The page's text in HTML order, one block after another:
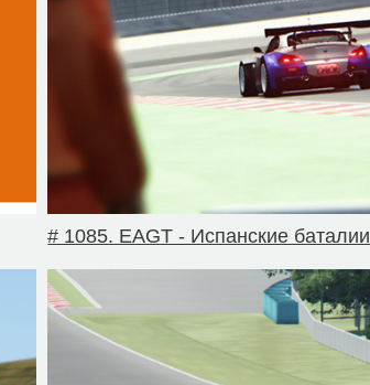
# 1085. EAGT - Испанские баталии